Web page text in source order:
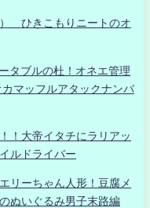
ひきこもりニートのオ
タブルの杜！オネエ管理
マッフルアタックナンバ
！大帝イタチにラリアッ
ルドライバー
リーちゃん人形！豆腐メ
ぬいぐるみ男子末路編